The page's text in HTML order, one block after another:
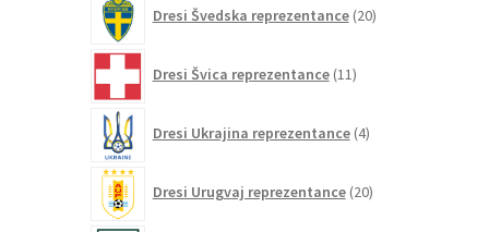
Dresi Švedska reprezentance 20izdelkov
Dresi Švica reprezentance 11izdelkov
Dresi Ukrajina reprezentance 4izdelki
Dresi Urugvaj reprezentance 20izdelkov